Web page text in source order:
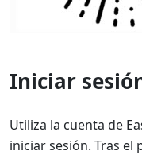
Iniciar
Utiliza la cuenta de
iniciar sesión. Tras el